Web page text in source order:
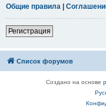
Общие правила |
Регистрация
Список форумов
Создано на основе